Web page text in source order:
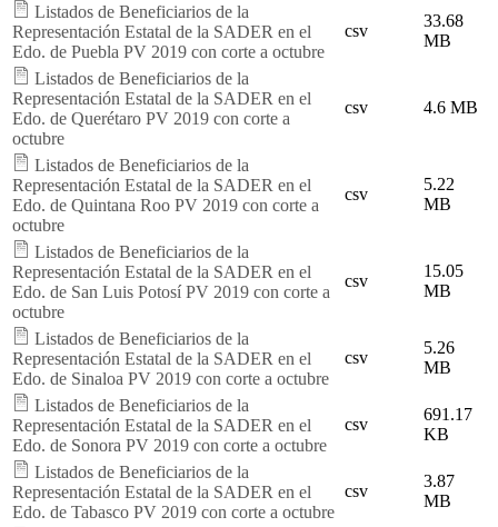
Listados de Beneficiarios de la
Representación Estatal de la SADER en el
Edo. de Puebla PV 2019 con corte a octubre
csv
33.68
MB
Listados de Beneficiarios de la
Representación Estatal de la SADER en el
Edo. de Querétaro PV 2019 con corte a
octubre
csv 4.6 MB
Listados de Beneficiarios de la
Representación Estatal de la SADER en el
Edo. de Quintana Roo PV 2019 con corte a
octubre
csv
5.22
MB
Listados de Beneficiarios de la
Representación Estatal de la SADER en el
Edo. de San Luis Potosí PV 2019 con corte a
octubre
csv
15.05
MB
Listados de Beneficiarios de la
Representación Estatal de la SADER en el
Edo. de Sinaloa PV 2019 con corte a octubre
csv
5.26
MB
Listados de Beneficiarios de la
Representación Estatal de la SADER en el
Edo. de Sonora PV 2019 con corte a octubre
csv
691.17
KB
Listados de Beneficiarios de la
Representación Estatal de la SADER en el
Edo. de Tabasco PV 2019 con corte a octubre
csv
3.87
MB